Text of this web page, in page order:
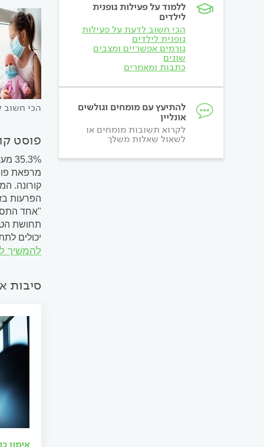
ללמוד על פעילות גופנית
לילדים
הכי חשוב לדעת על פעילות
גופנית לילדים
גורמים אפשריים ומצבים
שונים
כתבות ומאמרים
להתיעץ עם מומחים וגולשים
אונליין
לקרוא תשובות מומחים או
לשאול שאלות משלך
הכי חשוב
פוסט
מרפאת
קורונה.
הפרעות
"אחד
תחושת
יכולים
לעצמם.
להמשיך
סיבות
אימון